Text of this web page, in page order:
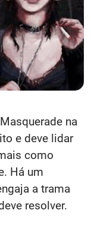
na
e deve lidar
como
Há um
a trama
resolver.